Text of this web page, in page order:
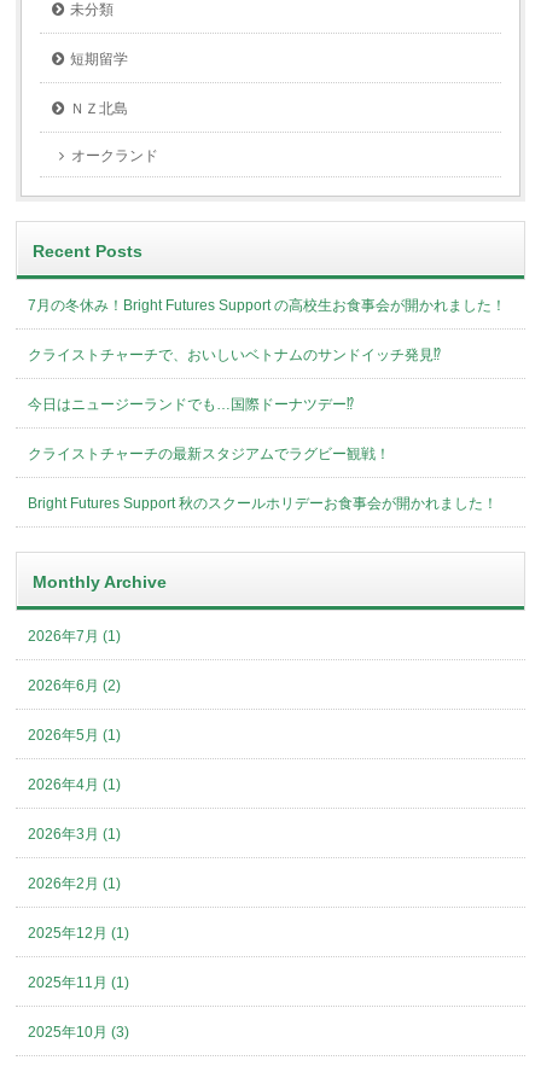
未分類
短期留学
ＮＺ北島
オークランド
Recent Posts
7月の冬休み！Bright Futures Support の高校生お食事会が開かれました！
クライストチャーチで、おいしいベトナムのサンドイッチ発見⁉︎
今日はニュージーランドでも…国際ドーナツデー⁉︎
クライストチャーチの最新スタジアムでラグビー観戦！
Bright Futures Support 秋のスクールホリデーお食事会が開かれました！
Monthly Archive
2026年7月 (1)
2026年6月 (2)
2026年5月 (1)
2026年4月 (1)
2026年3月 (1)
2026年2月 (1)
2025年12月 (1)
2025年11月 (1)
2025年10月 (3)